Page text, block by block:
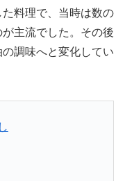
料理で、当時は数の
主流でした。その後
調味へと変化してい